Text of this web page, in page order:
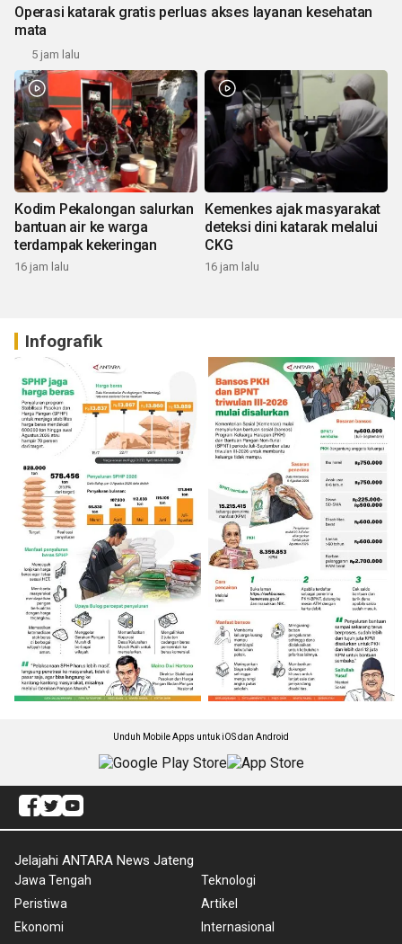
Operasi katarak gratis perluas akses layanan kesehatan
mata
5 jam lalu
Kodim Pekalongan salurkan
bantuan air ke warga
terdampak kekeringan
16 jam lalu
Kemenkes ajak masyarakat
deteksi dini katarak melalui
CKG
16 jam lalu
Infografik
Unduh Mobile Apps untuk iOS dan Android
Jelajahi ANTARA News Jateng
Jawa Tengah
Peristiwa
Ekonomi
Teknologi
Artikel
Internasional